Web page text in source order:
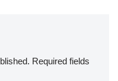
Required fields